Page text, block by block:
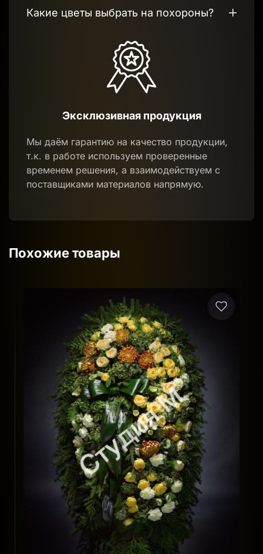
Какие цветы выбрать на похороны?
Эксклюзивная продукция
Мы даём гарантию на качество продукции,
т.к. в работе используем проверенные
временем решения, а взаимодействуем с
поставщиками материалов напрямую.
Похожие товары